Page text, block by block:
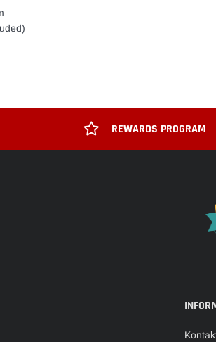
REWARDS PROGRAM